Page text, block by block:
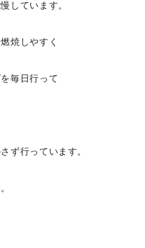
しています。
焼しやすく
毎日行って
ず行っています。